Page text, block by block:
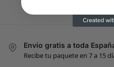
Envío gratis a toda
Recibe tu paquete en 7 a 15